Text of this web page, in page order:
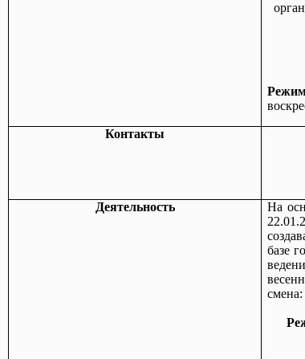
Контакты
Деятельность
На
базе